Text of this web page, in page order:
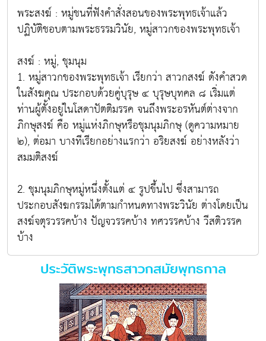
พระสงฆ์ : หมู่ชนที่ฟังคำสั่งสอนของพระพุทธเจ้าแล้ว
ปฏิบัติชอบตามพระธรรมวินัย, หมู่สาวกของพระพุทธเจ้า
สงฆ์ : หมู่, ชุมนุม
1. หมู่สาวกของพระพุทธเจ้า เรียกว่า สาวกสงฆ์ ดังคำสวด
ในสังฆคุณ ประกอบด้วยคู่บุรุษ ๔ บุรุษบุทคล ๘ เริ่มแต่
ท่านผู้ตั้งอยู่ในโสดาปัตติมรรค จนถึงพระอรหันต์ต่างจาก
ภิกษุสงฆ์ คือ หมู่แห่งภิกษุหรือชุมนุมภิกษุ (ดูความหมาย
๒), ต่อมา บางทีเรียกอย่างแรกว่า อริยสงฆ์ อย่างหลังว่า
สมมติสงฆ์
2. ชุมนุมภิกษุหมู่หนึ่งตั้งแต่ ๔ รูปขึ้นไป ซึ่งสามารถ
ประกอบสังฆกรรมได้ตามกำหนดทางพระวินัย ต่างโดยเป็น
สงฆ์จตุรวรรคบ้าง ปัญจวรรคบ้าง ทศวรรคบ้าง วีสติวรรค
บ้าง
ประวัติพระพุทธสาวกสมัยพุทธกาล